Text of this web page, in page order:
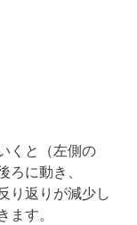
くと（左側の
ろに動き、
り返りが減少し
ます。